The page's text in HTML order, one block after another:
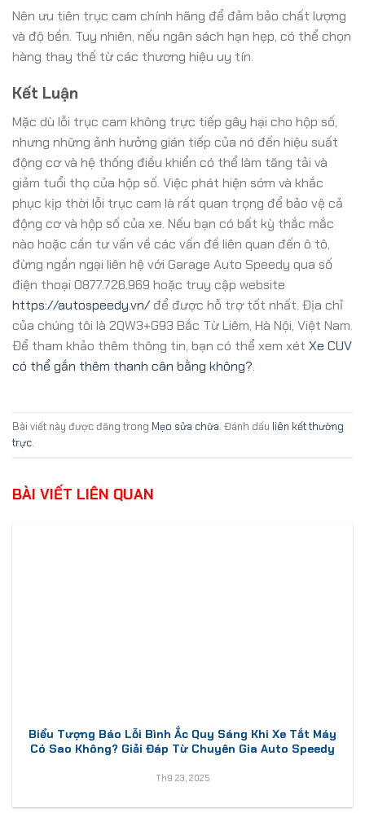
Nên ưu tiên trục cam chính hãng để đảm bảo chất lượng
và độ bền. Tuy nhiên, nếu ngân sách hạn hẹp, có thể chọn
hàng thay thế từ các thương hiệu uy tín.
Kết Luận
Mặc dù lỗi trục cam không trực tiếp gây hại cho hộp số,
nhưng những ảnh hưởng gián tiếp của nó đến hiệu suất
động cơ và hệ thống điều khiển có thể làm tăng tải và
giảm tuổi thọ của hộp số. Việc phát hiện sớm và khắc
phục kịp thời lỗi trục cam là rất quan trọng để bảo vệ cả
động cơ và hộp số của xe. Nếu bạn có bất kỳ thắc mắc
nào hoặc cần tư vấn về các vấn đề liên quan đến ô tô,
đừng ngần ngại liên hệ với Garage Auto Speedy qua số
điện thoại 0877.726.969 hoặc truy cập website
https://autospeedy.vn/để được hỗ trợ tốt nhất. Địa chỉ
của chúng tôi là 2QW3+G93 Bắc Từ Liêm, Hà Nội, Việt Nam.
Để tham khảo thêm thông tin, bạn có thể xem xét Xe CUV
có thể gắn thêm thanh cân bằng không?.
Bài viết này được đăng trong Mẹo sửa chữa. Đánh dấu liên kết thường
trực.
BÀI VIẾT LIÊN QUAN
Biểu Tượng Báo Lỗi Bình Ắc Quy Sáng Khi Xe Tắt Máy
Có Sao Không? Giải Đáp Từ Chuyên Gia Auto Speedy
Th9 23, 2025